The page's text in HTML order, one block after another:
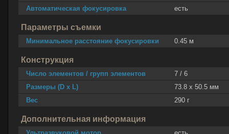
Автоматическая фокусировка
есть
Параметры съемки
Минимальное расстояние фокусировки 0.45 м
Конструкция
Число элементов / групп элементов
7 / 6
Размеры (D x L)
73.8 x 50.5 мм
Вес
290 г
Дополнительная информация